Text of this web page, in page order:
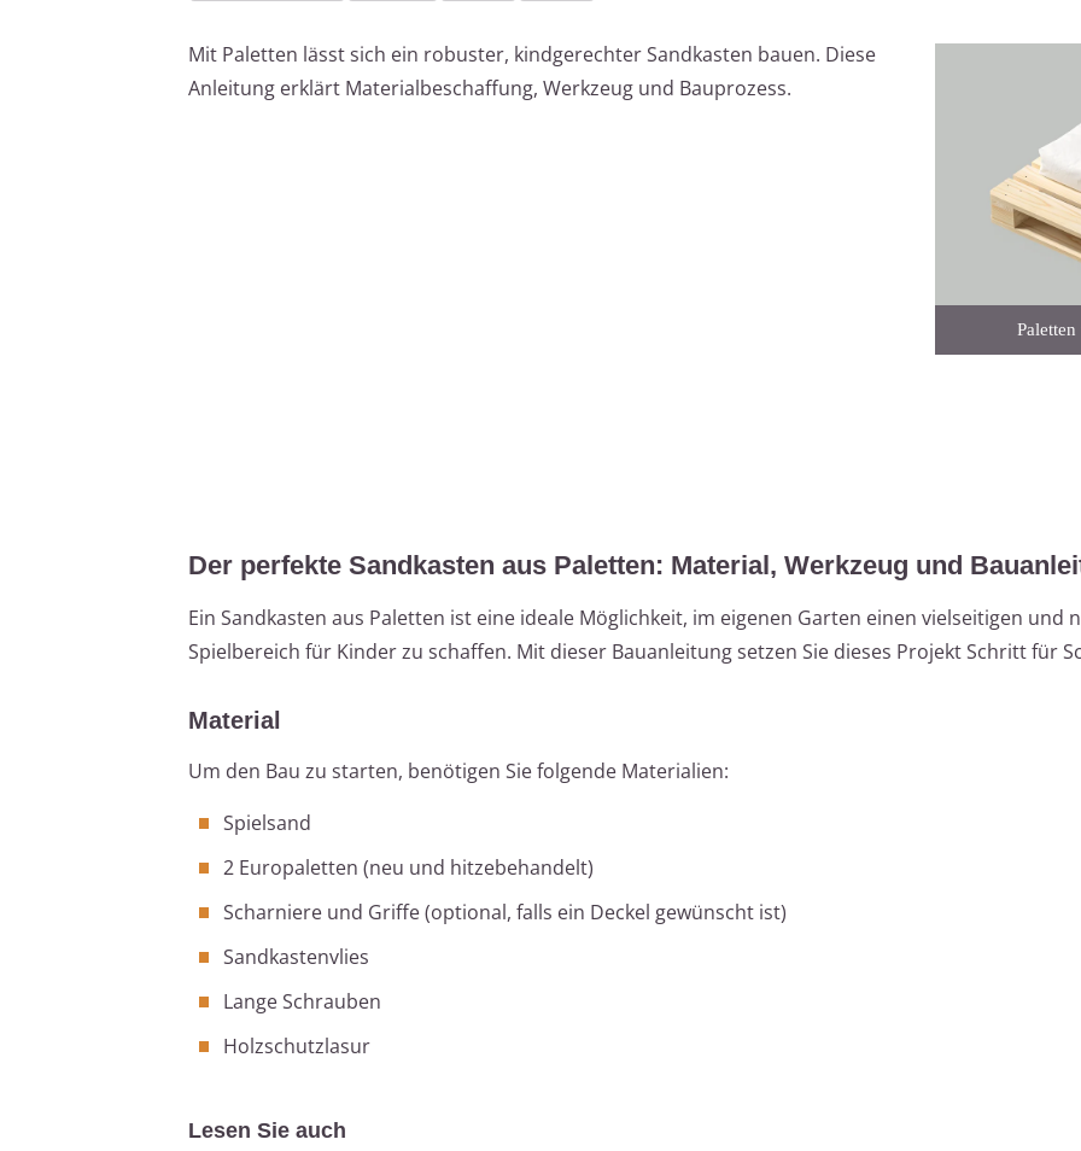
Mit Paletten lässt sich ein robuster, kindgerechter Sandkasten bauen. Diese
Anleitung erklärt Materialbeschaffung, Werkzeug und Bauprozess.
Der perfekte Sandkasten aus Paletten: Material, Werkzeug und
Ein Sandkasten aus Paletten ist eine ideale Möglichkeit, im eigenen Garten einen vielseitigen und
Spielbereich für Kinder zu schaffen. Mit dieser Bauanleitung setzen Sie dieses Projekt Schritt für
Material
Um den Bau zu starten, benötigen Sie folgende Materialien:
Spielsand
2 Europaletten (neu und hitzebehandelt)
Scharniere und Griffe (optional, falls ein Deckel gewünscht ist)
Sandkastenvlies
Lange Schrauben
Holzschutzlasur
Lesen Sie auch